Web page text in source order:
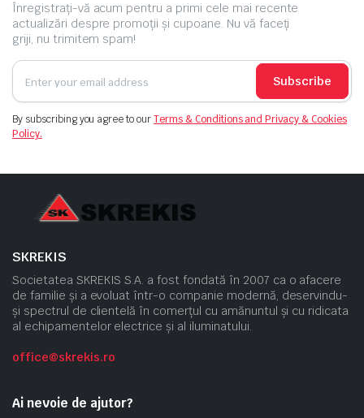
Înregistrați-vă acum pentru a primi cele mai recente
actualizări despre promoții și cupoane. Nu vă faceți
griji, nu trimitem spam!
Subscribe
By subscribing you agree to ourTerms & Conditions and Privacy & Cookies
Policy.
SKREKIS
Societatea SKREKIS S.A. a fost fondată în 2007 ca o afacere
de familie și a evoluat într-o companie modernă, deservindu-
și spectrul de clientelă în comerțul cu amănuntul și cu ridicata
al echipamentelor electrice și al iluminatului.
office@skrekis.ro
Ai nevoie de ajutor?